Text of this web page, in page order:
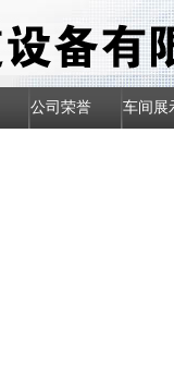
公司荣誉 车间展